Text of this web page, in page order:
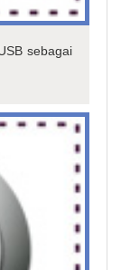
sebagai